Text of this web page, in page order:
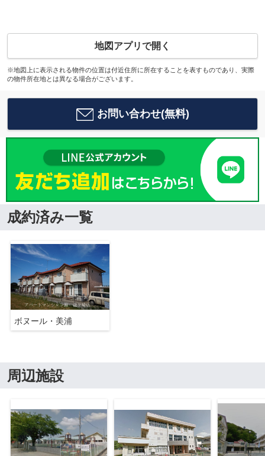
地図アプリで開く
※地図上に表示される物件の位置は付近住所に所在することを表すものであり、実際
の物件所在地とは異なる場合がございます。
お問い合わせ(無料)
成約済み一覧
ボヌール・美浦
周辺施設